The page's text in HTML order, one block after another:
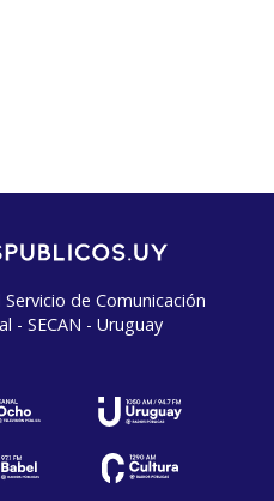
de Comunicación
- SECAN - Uruguay